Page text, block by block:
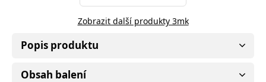
Zobrazit další produkty 3mk
Popis produktu
Obsah balení